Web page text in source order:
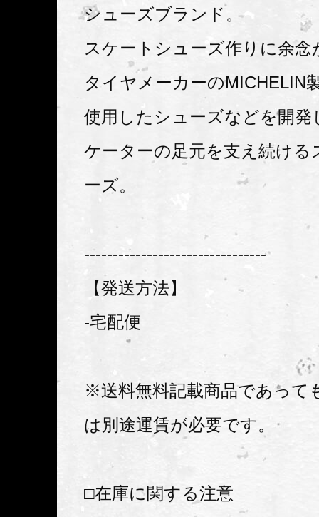
シューズブランド。
スケートシューズ作りに余念
タイヤメーカーのMICHELIN
使用したシューズなどを開発
ケーターの足元を支え続ける
ーズ。
--------------------------------
【発送方法】
-宅配便
※送料無料記載商品であって
は別途運賃が必要です。
□在庫に関する注意